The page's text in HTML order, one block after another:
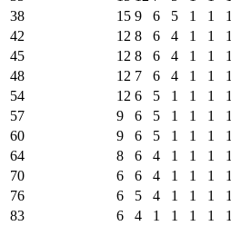
38
15 9 6 5 1 1 1
42
12 8 6 4 1 1 1
45
12 8 6 4 1 1 1
48
12 7 6 4 1 1 1
54
12 6 5 1 1 1 1
57
9 6 5 1 1 1 1
60
9 6 5 1 1 1 1
64
8 6 4 1 1 1 1
70
6 6 4 1 1 1 1
76
6 5 4 1 1 1 1
83
6 4 1 1 1 1 1